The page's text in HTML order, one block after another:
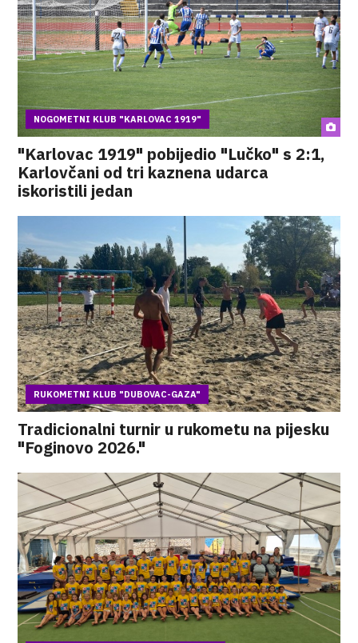
NOGOMETNI KLUB "KARLOVAC 1919"
"Karlovac 1919" pobijedio "Lučko" s 2:1,
Karlovčani od tri kaznena udarca
iskoristili jedan
RUKOMETNI KLUB "DUBOVAC-GAZA"
Tradicionalni turnir u rukometu na pijesku
"Foginovo 2026."